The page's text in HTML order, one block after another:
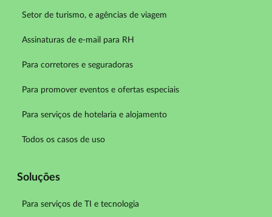
Setor de turismo, e agências de viagem
Assinaturas de e-mail para RH
Para corretores e seguradoras
Para promover eventos e ofertas especiais
Para serviços de hotelaria e alojamento
Todos os casos de uso
Soluções
Para serviços de TI e tecnologia